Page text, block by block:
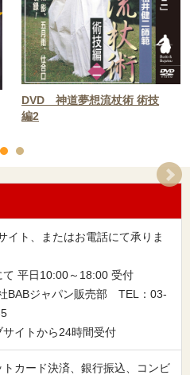
DVD 神道夢想流杖術 術技
編2
イト、またはお電話にて承りま
て 平日10:00～18:00 受付
BABジャパン販売部 TEL：03-
サイトから24時間受付
トカード決済、銀行振込、コンビ